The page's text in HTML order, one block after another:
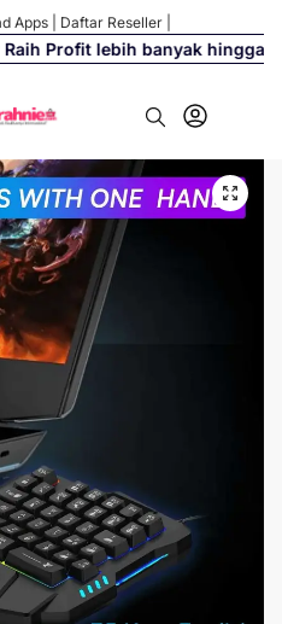
Apps Daftar Reseller
Profit lebih banyak hingga